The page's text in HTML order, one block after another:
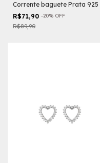
Corrente baguete Prata 925
R$71,90 -20% OFF
R$89,90